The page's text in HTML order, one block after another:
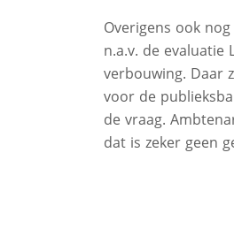
Overigens ook
n.a.v. de evaluatie
verbouwing. Daar
voor de
de vraag.
dat is zeker geen